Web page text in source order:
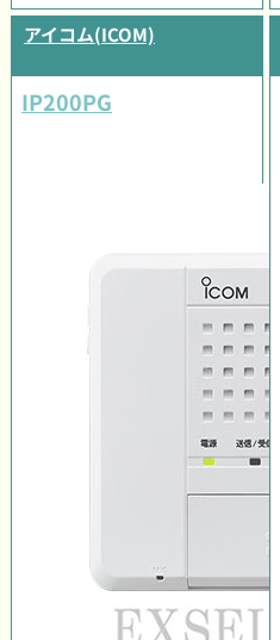
アイコム(ICOM)
IP200PG